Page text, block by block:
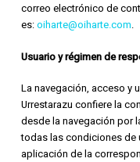
correo electrónico de
es:oiharte@oiharte.com.
Usuario y régimen de
La navegación, acceso y
Urrestarazu confiere la
desde la navegación por
todas las condiciones de
aplicación de la